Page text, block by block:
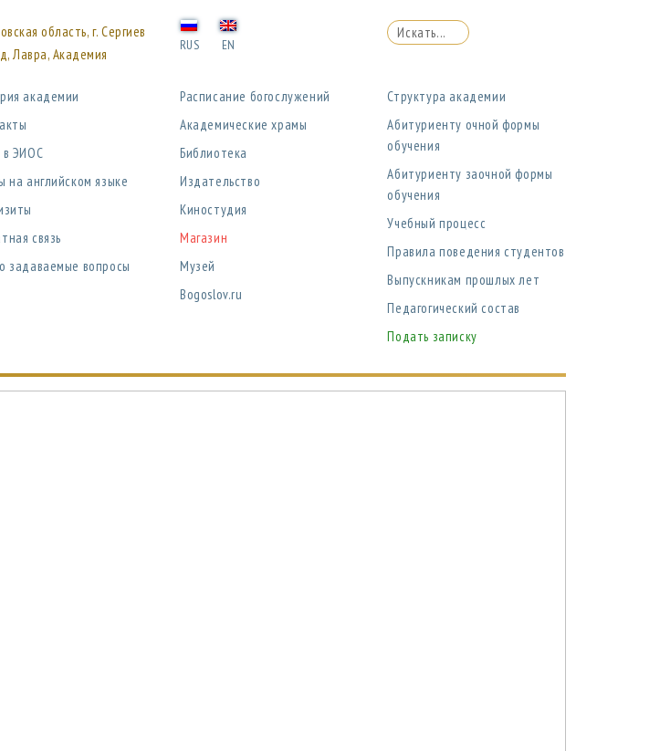
область, г. Сергиев
Лавра, Академия
RUS EN
академии
в ЭИОС
на английском языке
связь
задаваемые вопросы
Расписание богослужений
Академические храмы
Библиотека
Издательство
Киностудия
Магазин
Музей
Bogoslov.ru
Структура академии
Абитуриенту очной формы
обучения
Абитуриенту заочной формы
обучения
Учебный процесс
Правила поведения студентов
Выпускникам прошлых лет
Педагогический состав
Подать записку